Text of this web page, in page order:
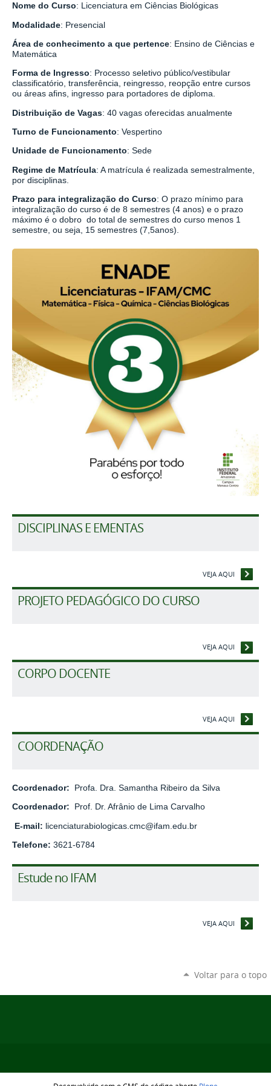
Nome do Curso: Licenciatura em Ciências Biológicas
Modalidade: Presencial
Área de conhecimento a que pertence: Ensino de Ciências e
Matemática
Forma de Ingresso: Processo seletivo público/vestibular
classificatório, transferência, reingresso, reopção entre cursos
ou áreas afins, ingresso para portadores de diploma.
Distribuição de Vagas: 40 vagas oferecidas anualmente
Turno de Funcionamento: Vespertino
Unidade de Funcionamento: Sede
Regime de Matrícula: A matrícula é realizada semestralmente,
por disciplinas.
Prazo para integralização do Curso: O prazo mínimo para
integralização do curso é de 8 semestres (4 anos) e o prazo
máximo é o dobro do total de semestres do curso menos 1
semestre, ou seja, 15 semestres (7,5anos).
DISCIPLINAS E EMENTAS
VEJA AQUI
PROJETO PEDAGÓGICO DO CURSO
VEJA AQUI
CORPO DOCENTE
VEJA AQUI
COORDENAÇÃO
Coordenador:
Profa. Dra. Samantha Ribeiro da Silva
Coordenador: Prof. Dr. Afrânio de Lima Carvalho
E-mail: licenciaturabiologicas.cmc@ifam.edu.br
Telefone: 3621-6784
Estude no IFAM
VEJA AQUI
Voltar para o topo